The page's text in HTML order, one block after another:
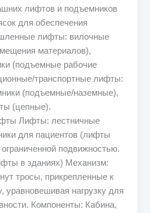
лифтов и подъемников
для обеспечения
лифты: вилочные
материалов),
(подъемные рабочие
транспортные лифты:
(подъемные/наземные),
(цепные).
Лифты: лестничные
для пациентов (лифты
подвижностью.
в зданиях) Механизм:
тросы, прикрепленные к
уравновешивая нагрузку для
Компоненты: Кабина,